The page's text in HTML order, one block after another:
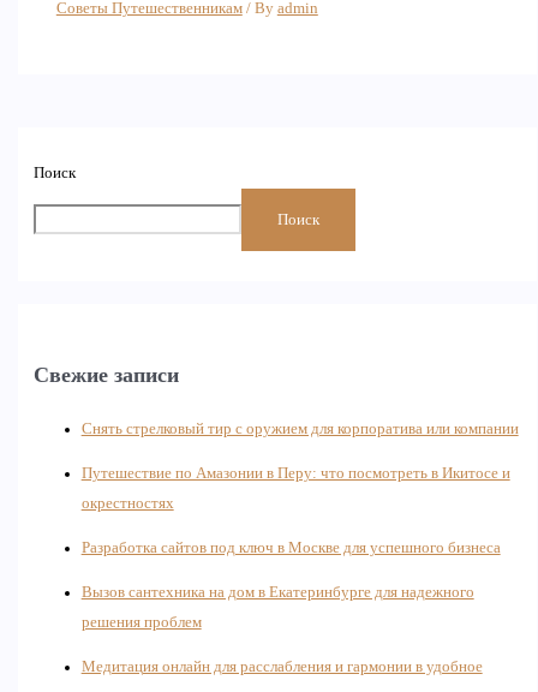
Поиск
Поиск
Свежие записи
Снять стрелковый тир с оружием для корпоратива или компании
Путешествие по Амазонии в Перу: что посмотреть в Икитосе и
окрестностях
Разработка сайтов под ключ в Москве для успешного бизнеса
Вызов сантехника на дом в Екатеринбурге для надежного
решения проблем
Медитация онлайн для расслабления и гармонии в удобное
Советы Путешественникам/ By admin